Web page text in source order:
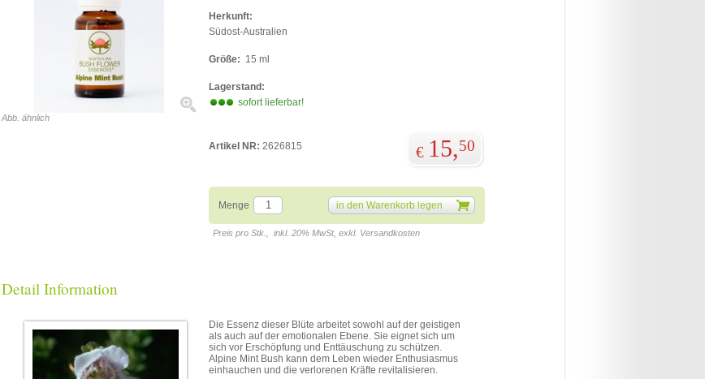
Abb. ähnlich
Herkunft:
Südost-Australien
Größe: 15 ml
Lagerstand:
sofort lieferbar!
Artikel NR: 2626815 € 15,50
Menge in den Warenkorb legen
Preis pro Stk., inkl. 20% MwSt, exkl. Versandkosten
Detail Information
Die Essenz dieser Blüte arbeitet sowohl auf der geistigen
als auch auf der emotionalen Ebene. Sie eignet sich um
sich vor Erschöpfung und Enttäuschung zu schützen.
Alpine Mint Bush kann dem Leben wieder Enthusiasmus
einhauchen und die verlorenen Kräfte revitalisieren.